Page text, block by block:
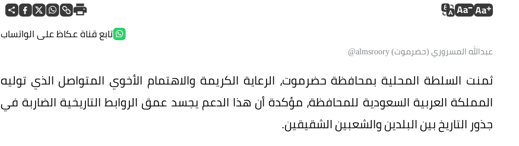
تابع قناة عكاظ على الواتساب
​عبدالله المسروري (حضرموت) almsroory@
​ثمنت السلطة المحلية بمحافظة حضرموت، الرعاية الكريمة والاهتمام الأخوي المتواصل الذي توليه
المملكة العربية السعودية للمحافظة، مؤكدة أن هذا الدعم يجسد عمق الروابط التاريخية الضاربة في
جذور التاريخ بين البلدين والشعبين الشقيقين.